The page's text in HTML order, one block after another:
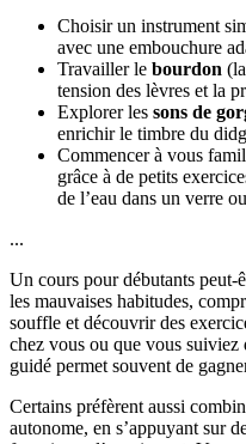
Choisir un instrument
avec une embouchure
Travailler le bourdon
tension des lèvres et la
Explorer les sons de
enrichir le timbre du
Commencer à vous
grâce à de petits
de l’eau dans un verre
...
Un cours pour débutants peut-
les mauvaises habitudes,
souffle et découvrir des
chez vous ou que vous suiviez
guidé permet souvent de
Certains préfèrent aussi
autonome, en s’appuyant sur